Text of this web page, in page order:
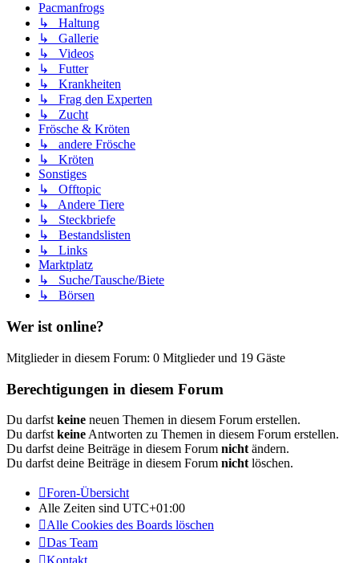
Pacmanfrogs
↳ Haltung
↳ Gallerie
↳ Videos
↳ Futter
↳ Krankheiten
↳ Frag den Experten
↳ Zucht
Frösche & Kröten
↳ andere Frösche
↳ Kröten
Sonstiges
↳ Offtopic
↳ Andere Tiere
↳ Steckbriefe
↳ Bestandslisten
↳ Links
Marktplatz
↳ Suche/Tausche/Biete
↳ Börsen
Wer ist online?
Mitglieder in diesem Forum: 0 Mitglieder und 19 Gäste
Berechtigungen in diesem Forum
Du darfst keine neuen Themen in diesem Forum erstellen.
Du darfst keine Antworten zu Themen in diesem Forum erstellen.
Du darfst deine Beiträge in diesem Forum nicht ändern.
Du darfst deine Beiträge in diesem Forum nicht löschen.
Foren-Übersicht
Alle Zeiten sind UTC+01:00
Alle Cookies des Boards löschen
Das Team